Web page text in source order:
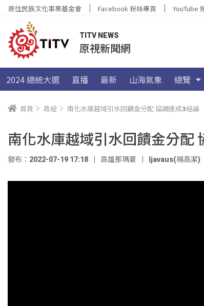
原住民族文化事業基金會 Facebook 粉絲專頁 YouTube
TITV NEWS
原視新聞網
2024 總統大選 直播 最新 山海氣象 總覽
首頁 政經 南化水庫越域引水回饋金分配 協調達成3結論
南化水庫越域引水回饋金分配
發布：2022-07-19 17:18 高雄那瑪夏 ljavaus(楊高潔)